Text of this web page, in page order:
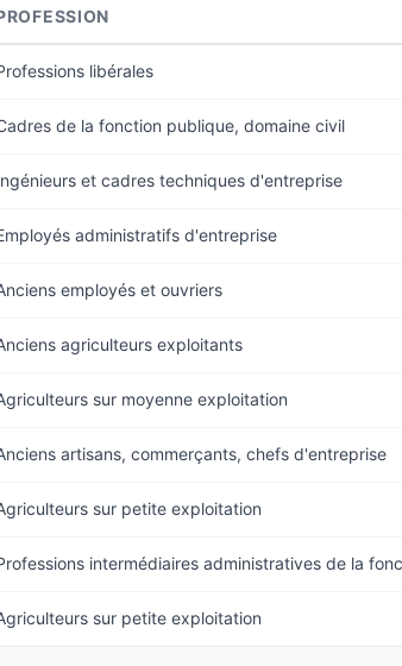
libérales
de la fonction publique, domaine civil
et cadres techniques d'entreprise
administratifs d'entreprise
employés et ouvriers
agriculteurs exploitants
sur moyenne exploitation
artisans, commerçants, chefs d'entreprise
sur petite exploitation
intermédiaires administratives de la
sur petite exploitation